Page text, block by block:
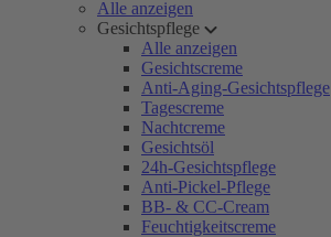
Alle anzeigen
Gesichtspflege
Alle anzeigen
Gesichtscreme
Anti-Aging-Gesichtspflege
Tagescreme
Nachtcreme
Gesichtsöl
24h-Gesichtspflege
Anti-Pickel-Pflege
BB- & CC-Cream
Feuchtigkeitscreme